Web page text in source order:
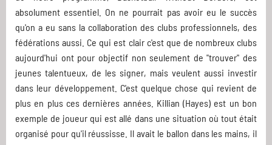
absolument essentiel. On ne pourrait pas avoir eu le succès
qu'on a eu sans la collaboration des clubs professionnels, des
fédérations aussi. Ce qui est clair c'est que de nombreux clubs
aujourd'hui ont pour objectif non seulement de "trouver" des
jeunes talentueux, de les signer, mais veulent aussi investir
dans leur développement. C'est quelque chose qui revient de
plus en plus ces dernières années. Killian (Hayes) est un bon
exemple de joueur qui est allé dans une situation où tout était
organisé pour qu'il réussisse. Il avait le ballon dans les mains, il